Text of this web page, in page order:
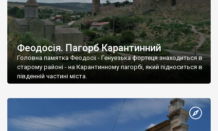
Феодосія. Пагорб Карантинний
Головна памятка Феодосії - Генуезька фортеця знаходиться в
старому районі - на Карантинному пагорбі, який підноситься в
південній частині міста.